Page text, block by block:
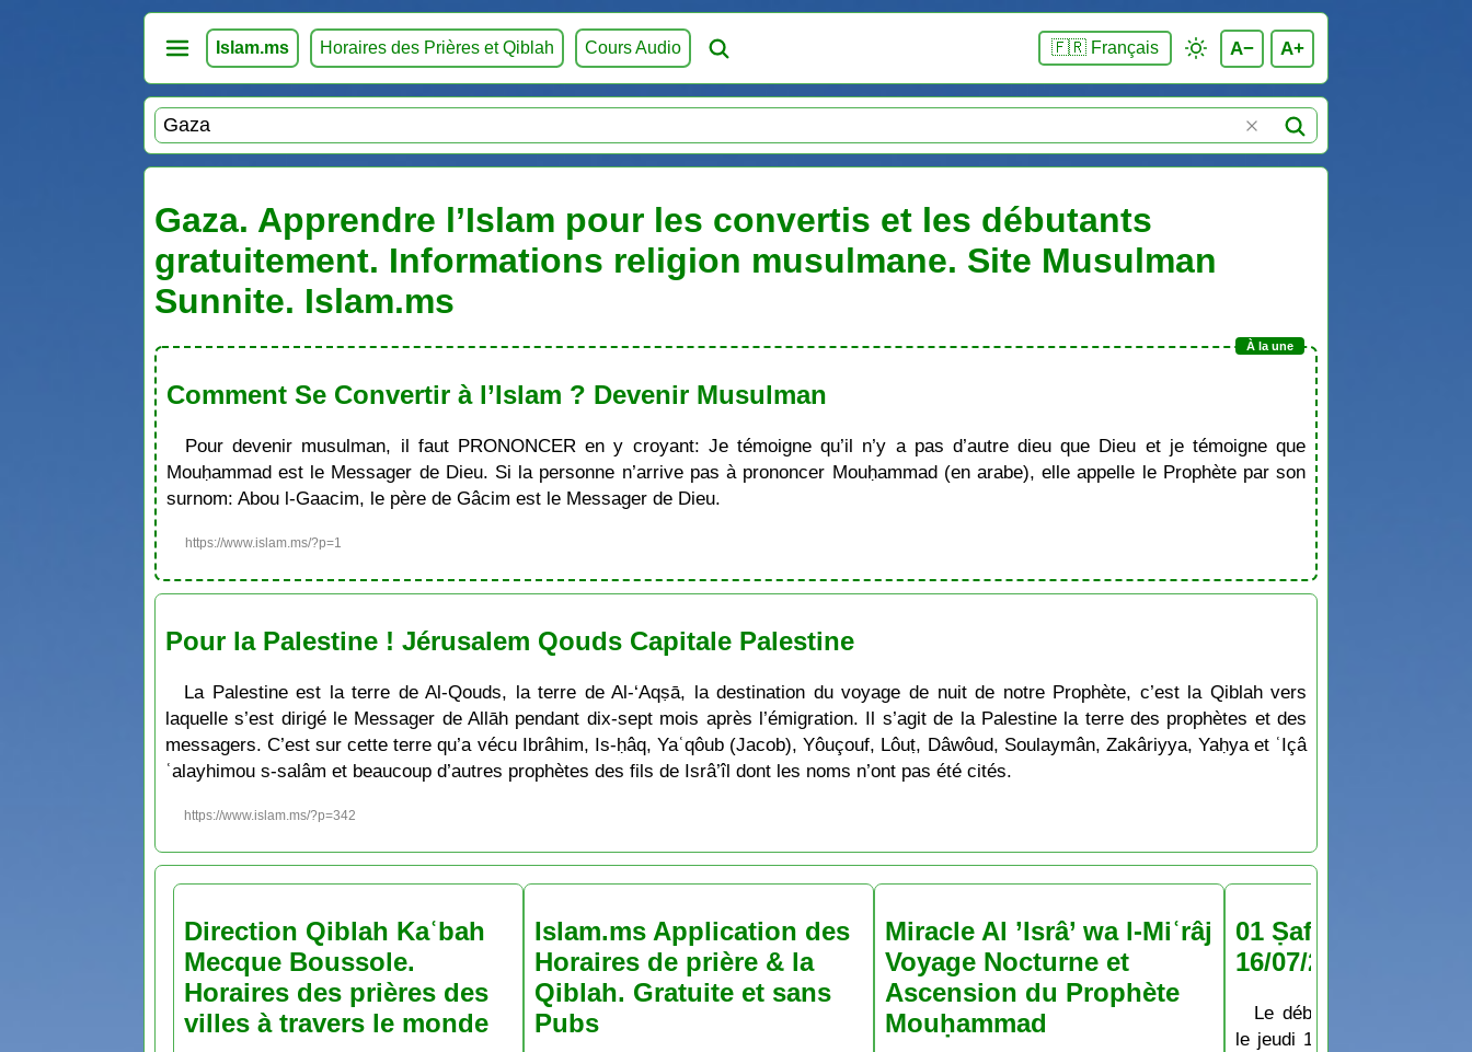
Islam.ms Horaires des Prières et Qiblah Cours Audio 🇫🇷 Français A− A+
Gaza. Apprendre l’Islam pour les convertis et les débutants
gratuitement. Informations religion musulmane. Site Musulman
Sunnite. Islam.ms
Comment Se Convertir à l’Islam ? Devenir Musulman
Pour devenir musulman, il faut PRONONCER en y croyant: Je témoigne qu’il n’y a pas d’autre dieu que Dieu et je témoigne que
Mouḥammad est le Messager de Dieu. Si la personne n’arrive pas à prononcer Mouḥammad (en arabe), elle appelle le Prophète par son
surnom: Abou l-Gaacim, le père de Gâcim est le Messager de Dieu.
https://www.islam.ms/?p=1
Pour la Palestine ! Jérusalem Qouds Capitale Palestine
La Palestine est la terre de Al-Qouds, la terre de Al-‘Aqṣā, la destination du voyage de nuit de notre Prophète, c’est la Qiblah vers
laquelle s’est dirigé le Messager de Allāh pendant dix-sept mois après l’émigration. Il s’agit de la Palestine la terre des prophètes et des
messagers. C’est sur cette terre qu’a vécu Ibrâhim, Is-ḥâq, Yaʿqôub (Jacob), Yôuçouf, Lôuṭ, Dâwôud, Soulaymân, Zakâriyya, Yaḥya et ʿIçâ
ʿalayhimou s-salâm et beaucoup d’autres prophètes des fils de Isrâ’îl dont les noms n’ont pas été cités.
https://www.islam.ms/?p=342
Direction Qiblah Kaʿbah
Mecque Boussole.
Horaires des prières des
villes à travers le monde
Islam.ms Application des
Horaires de prière & la
Qiblah. Gratuite et sans
Pubs
Miracle Al ’Isrâ’ wa l-Miʿrâj
Voyage Nocturne et
Ascension du Prophète
Mouḥammad
01 Ṣafar 1448 :
16/07/2026
Le début du mois de
le jeudi 16 Juillet 2026